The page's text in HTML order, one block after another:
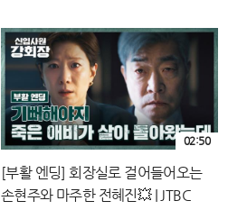
[부활 엔딩] 회장실로 걸어들어오는
손현주와 마주한 전혜진💥 | JTBC
02:50